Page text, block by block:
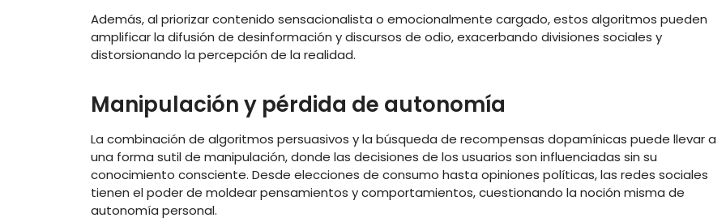
Además, al priorizar contenido sensacionalista o emocionalmente cargado, estos algoritmos pueden
amplificar la difusión de desinformación y discursos de odio, exacerbando divisiones sociales y
distorsionando la percepción de la realidad.
Manipulación y pérdida de autonomía
La combinación de algoritmos persuasivos y la búsqueda de recompensas dopamínicas puede llevar a
una forma sutil de manipulación, donde las decisiones de los usuarios son influenciadas sin su
conocimiento consciente. Desde elecciones de consumo hasta opiniones políticas, las redes sociales
tienen el poder de moldear pensamientos y comportamientos, cuestionando la noción misma de
autonomía personal.